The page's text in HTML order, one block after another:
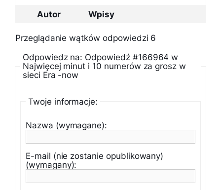
Autor
Wpisy
Przeglądanie wątków odpowiedzi 6
Odpowiedz na: Odpowiedź #166964 w
Najwięcej minut i 10 numerów za grosz w
sieci Era -now
Twoje informacje:
Nazwa (wymagane):
E-mail (nie zostanie opublikowany)
(wymagany):